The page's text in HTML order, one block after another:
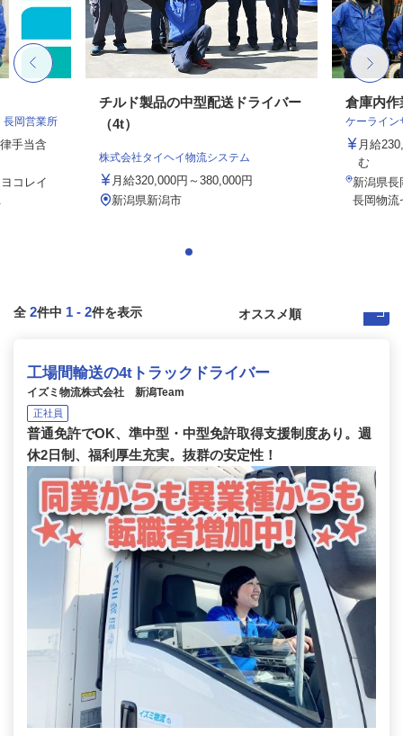
岡営業所
手当含
コレイ
チルド製品の中型配送ドライバー
（4t）
株式会社タイヘイ物流システム
月給320,000円～380,000円
新潟県新潟市
倉庫内作
ケーライ
月給
む
新潟県長
長岡物
全 2件中 1 - 2件を表示
工場間輸送の4tトラックドライバー
イズミ物流株式会社 新潟Team
正社員
普通免許でOK、準中型・中型免許取得支援制度あり。週
休2日制、福利厚生充実。抜群の安定性！